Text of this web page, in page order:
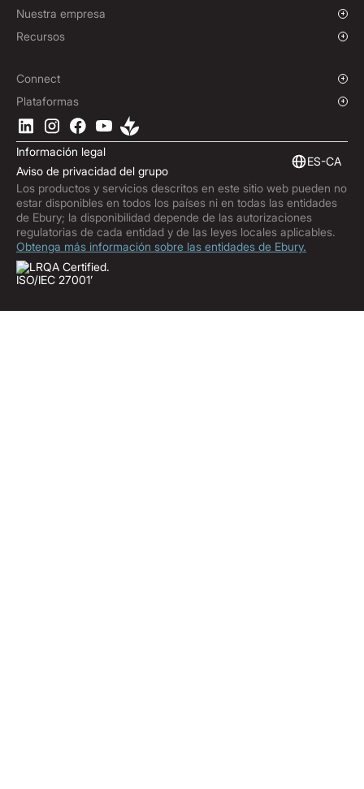
E-commerce
Soluciones de marca blanca
Nuestra empresa
Sobre nosotros
Dónde estamos
Contacto
Recursos
Blog
Centro de ayuda
Podcast
Análisis de mercado
Suscríbete a Ebury
Actualizaciones de productos
Centro de lucha contra el fraude
Trust Centre
Connect
Descripción general
API empresariales
Integraciones software
Finanzas integradas
Plataformas
Descarga la App de Ebury
Información legal
Aviso de privacidad del grupo
ES-CA
Los productos y servicios descritos en este sitio web pueden no
estar disponibles en todos los países ni en todas las entidades
de Ebury; la disponibilidad depende de las autorizaciones
regulatorias de cada entidad y de las leyes locales aplicables.
Obtenga más información sobre las entidades de Ebury.